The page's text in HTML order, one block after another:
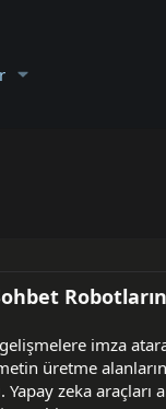
imza
üretme
zeka araçları